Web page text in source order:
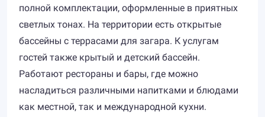
полной комплектации, оформленные в приятных
светлых тонах. На территории есть открытые
бассейны с террасами для загара. К услугам
гостей также крытый и детский бассейн.
Работают рестораны и бары, где можно
насладиться различными напитками и блюдами
как местной, так и международной кухни.